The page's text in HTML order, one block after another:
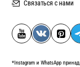
Связаться с нами
*Instagram и WhatsApp